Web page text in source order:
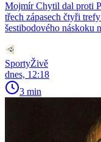
Mojmír Chytil dal proti
třech zápasech čtyři
šestibodového náskoku
SportyŽivě
dnes, 12:18
3 min